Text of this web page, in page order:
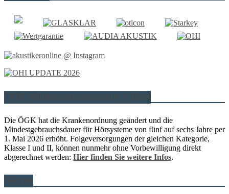
ÖGK Mindestgebrauchsdauer 6 Jahre
Die ÖGK hat die Krankenordnung geändert und die
Mindestgebrauchsdauer für Hörsysteme von fünf auf sechs Jahre per
1. Mai 2026 erhöht. Folgeversorgungen der gleichen Kategorie,
Klasse I und II, können nunmehr ohne Vorbewilligung direkt
abgerechnet werden: Hier finden Sie weitere Infos.
Suchen